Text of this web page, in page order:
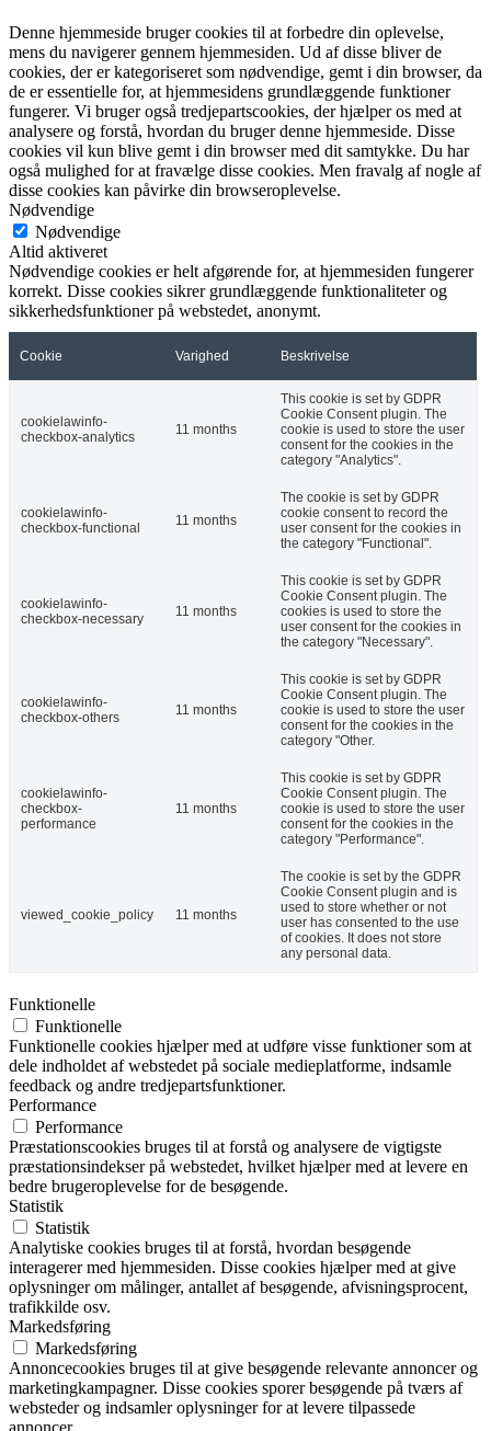
Denne hjemmeside bruger cookies til at forbedre din oplevelse,
mens du navigerer gennem hjemmesiden. Ud af disse bliver de
cookies, der er kategoriseret som nødvendige, gemt i din browser, da
de er essentielle for, at hjemmesidens grundlæggende funktioner
fungerer. Vi bruger også tredjepartscookies, der hjælper os med at
analysere og forstå, hvordan du bruger denne hjemmeside. Disse
cookies vil kun blive gemt i din browser med dit samtykke. Du har
også mulighed for at fravælge disse cookies. Men fravalg af nogle af
disse cookies kan påvirke din browseroplevelse.
Nødvendige
Nødvendige
Altid aktiveret
Nødvendige cookies er helt afgørende for, at hjemmesiden fungerer
korrekt. Disse cookies sikrer grundlæggende funktionaliteter og
sikkerhedsfunktioner på webstedet, anonymt.
Cookie Varighed Beskrivelse
cookielawinfo-
checkbox-analytics
11 months
This cookie is set by GDPR
Cookie Consent plugin. The
cookie is used to store the user
consent for the cookies in the
category "Analytics".
cookielawinfo-
checkbox-functional
11 months
The cookie is set by GDPR
cookie consent to record the
user consent for the cookies in
the category "Functional".
cookielawinfo-
checkbox-necessary
11 months
This cookie is set by GDPR
Cookie Consent plugin. The
cookies is used to store the
user consent for the cookies in
the category "Necessary".
cookielawinfo-
checkbox-others
11 months
This cookie is set by GDPR
Cookie Consent plugin. The
cookie is used to store the user
consent for the cookies in the
category "Other.
cookielawinfo-
checkbox-
performance
11 months
This cookie is set by GDPR
Cookie Consent plugin. The
cookie is used to store the user
consent for the cookies in the
category "Performance".
viewed_cookie_policy 11 months
The cookie is set by the GDPR
Cookie Consent plugin and is
used to store whether or not
user has consented to the use
of cookies. It does not store
any personal data.
Funktionelle
Funktionelle
Funktionelle cookies hjælper med at udføre visse funktioner som at
dele indholdet af webstedet på sociale medieplatforme, indsamle
feedback og andre tredjepartsfunktioner.
Performance
Performance
Præstationscookies bruges til at forstå og analysere de vigtigste
præstationsindekser på webstedet, hvilket hjælper med at levere en
bedre brugeroplevelse for de besøgende.
Statistik
Statistik
Analytiske cookies bruges til at forstå, hvordan besøgende
interagerer med hjemmesiden. Disse cookies hjælper med at give
oplysninger om målinger, antallet af besøgende, afvisningsprocent,
trafikkilde osv.
Markedsføring
Markedsføring
Annoncecookies bruges til at give besøgende relevante annoncer og
marketingkampagner. Disse cookies sporer besøgende på tværs af
websteder og indsamler oplysninger for at levere tilpassede
annoncer.